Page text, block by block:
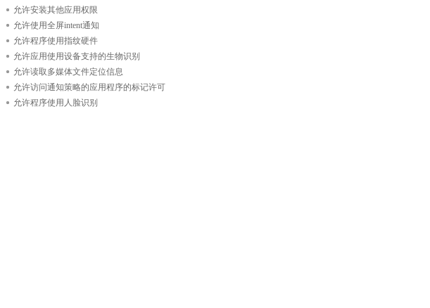
允许安装其他应用权限
允许使用全屏intent通知
允许程序使用指纹硬件
允许应用使用设备支持的生物识别
允许读取多媒体文件定位信息
允许访问通知策略的应用程序的标记许可
允许程序使用人脸识别